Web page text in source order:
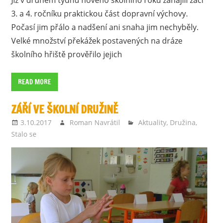
3. a 4. ročníku praktickou část dopravní výchovy.
Počasí jim přálo a nadšení ani snaha jim nechyběly.
Velké množství překážek postavených na dráze
školního hřiště prověřilo jejich
READ MORE
ZÁŘÍ VE ŠKOLNÍ DRUŽINĚ
3.10.2017 Roman Navrátil Aktuality, Družina,
Stalo se